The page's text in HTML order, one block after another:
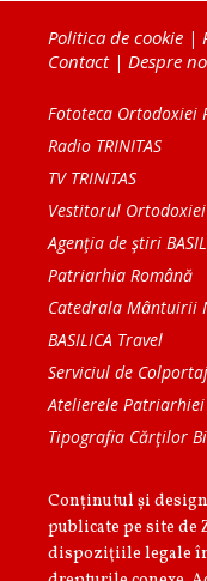
Politica de cookie |
Contact| Despre
Fototeca Ortodoxiei
Radio TRINITAS
TV TRINITAS
Vestitorul Ortodoxiei
Agenţia de ştiri
Patriarhia Română
Catedrala Mântuirii
BASILICA Travel
Serviciul de
Atelierele Patriarhiei
Tipografia Cărţilor
Conținutul și
publicate pe site de
dispoziţiile legale